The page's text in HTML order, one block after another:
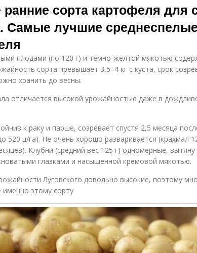
сорта картофеля для
Самые лучшие
плодами (по 120 г) и тёмно-жёлтой мякотью
сорта превышает 3,5–4 кг с куста, срок
хранить до весны.
отличается высокой урожайностью даже в
к раку и парше, созревает спустя 2,5 месяца
520 ц/га). Не очень хорошо разваривается (крахмал
Клубни (средний вес 125 г) одномерные,
глазками и насыщенной кремовой мякотью.
Луговского довольно высокие, поэтому
именно этому сорту